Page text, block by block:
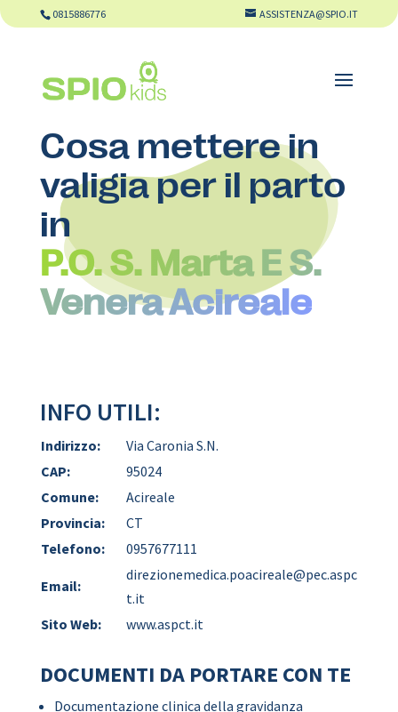
0815886776 ASSISTENZA@SPIO.IT
Cosa mettere in
valigia per il parto
in
P.O. S. Marta E S.
Venera Acireale
INFO UTILI:
Indirizzo:
Via Caronia S.N.
CAP:
95024
Comune:
Acireale
Provincia:
CT
Telefono:
0957677111
Email:
direzionemedica.poacireale@pec.aspc
t.it
Sito Web:
www.aspct.it
DOCUMENTI DA PORTARE CON TE
Documentazione clinica della gravidanza